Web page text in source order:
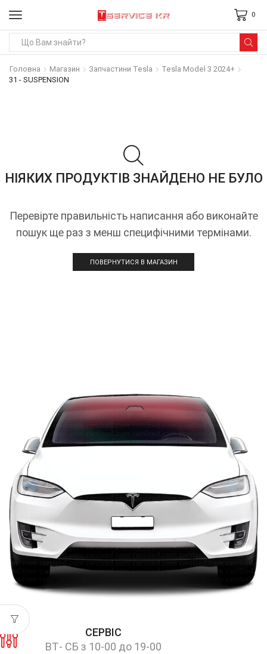
0
Головна Магазин Запчастини Tesla
Tesla Model 3 2024+
31 - SUSPENSION
НІЯКИХ ПРОДУКТІВ ЗНАЙДЕНО НЕ БУЛО
Перевірте правильність написання або виконайте
пошук ще раз з менш специфічними термінами.
ПОВЕРНУТИСЯ В МАГАЗИН
СЕРВІС
ВТ- СБ з 10-00 до 19-00